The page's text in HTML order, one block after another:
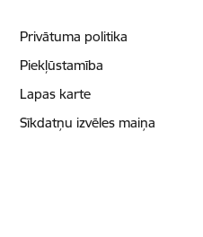
Privātuma politika
Piekļūstamība
Lapas karte
Sīkdatņu izvēles maiņa